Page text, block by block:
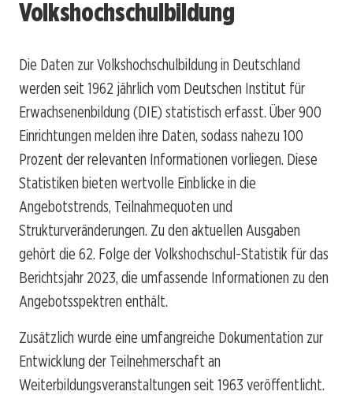
Volkshochschulbildung
Die Daten zur Volkshochschulbildung in Deutschland
werden seit 1962 jährlich vom Deutschen Institut für
Erwachsenenbildung (DIE) statistisch erfasst. Über 900
Einrichtungen melden ihre Daten, sodass nahezu 100
Prozent der relevanten Informationen vorliegen. Diese
Statistiken bieten wertvolle Einblicke in die
Angebotstrends, Teilnahmequoten und
Strukturveränderungen. Zu den aktuellen Ausgaben
gehört die 62. Folge der Volkshochschul-Statistik für das
Berichtsjahr 2023, die umfassende Informationen zu den
Angebotsspektren enthält.
Zusätzlich wurde eine umfangreiche Dokumentation zur
Entwicklung der Teilnehmerschaft an
Weiterbildungsveranstaltungen seit 1963 veröffentlicht.